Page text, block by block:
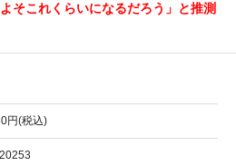
そこれくらいになるだろう」と推測
円(税込)